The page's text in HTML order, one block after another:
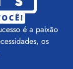
é a paixão
os